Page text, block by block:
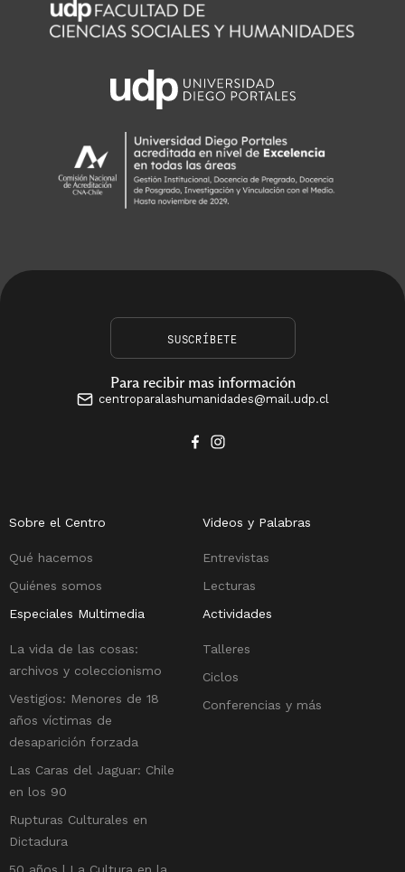
SUSCRÍBETE
Para recibir mas información
centroparalashumanidades@mail.udp.cl
Sobre el Centro
Qué hacemos
Quiénes somos
Videos y Palabras
Entrevistas
Lecturas
Especiales Multimedia
La vida de las cosas:
archivos y coleccionismo
Vestigios: Menores de 18
años víctimas de
desaparición forzada
Las Caras del Jaguar: Chile
en los 90
Rupturas Culturales en
Dictadura
Actividades
Talleres
Ciclos
Conferencias y más